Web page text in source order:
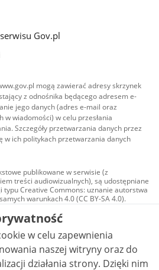
Gov.pl
mogą zawierać adresy skrzynek
z odnośnika będącego adresem e-
jego danych (adres e-mail oraz
wiadomości) w celu przesłania
Szczegóły przetwarzania danych przez
w ich politykach przetwarzania danych
publikowane w serwisie (z
treści audiowizualnych), są udostępniane
typu Creative Commons: uznanie autorstwa
warunkach 4.0 (CC BY-SA 4.0).
audiowizualne, w tym zdjęcia, materiały
są udostępniane na licencji typu
uznanie autorstwa użycie
- bez utworów zależnych 4.0 (CC BY-
o ile nie jest to stwierdzone inaczej.
w celu zapewnienia
naszej witryny oraz do
strony. Dzięki nim